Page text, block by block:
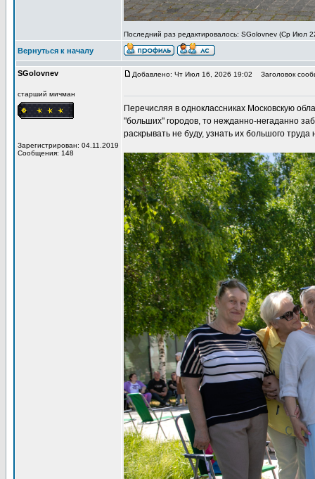
Последний раз редактировалось: SGolovnev (Ср Июл
Вернуться к началу
SGolovnev
старший мичман
Зарегистрирован: 04.11.2019
Сообщения: 148
Добавлено: Чт Июл 16, 2026 19:02 Заголовок
Перечисляя в одноклассниках Московскую
"больших" городов, то нежданно-негаданно
раскрывать не буду, узнать их большого труда